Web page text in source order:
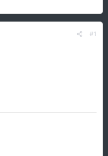
#1